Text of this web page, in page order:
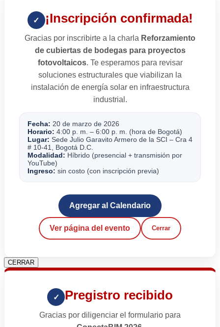
✓ ¡Inscripción confirmada!
Gracias por inscribirte a la charla Reforzamiento
de cubiertas de bodegas para proyectos
fotovoltaicos. Te esperamos para revisar
soluciones estructurales que viabilizan la
instalación de energía solar en infraestructura
industrial.
Fecha: 20 de marzo de 2026
Horario: 4:00 p. m. – 6:00 p. m. (hora de Bogotá)
Lugar: Sede Julio Garavito Armero de la SCI – Cra 4
# 10-41, Bogotá D.C.
Modalidad: Híbrido (presencial + transmisión por
YouTube)
Ingreso: sin costo (con inscripción previa)
Agregar al Calendario
Ver página del evento Cerrar
CERRAR
✓ Pregistro recibido
Gracias por diligenciar el formulario para